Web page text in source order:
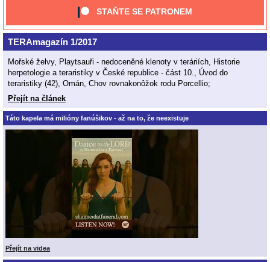
STAŇTE SE PATRONEM
TERAmagazín 1/2017
Mořské želvy, Playtsauři - nedoceněné klenoty v teráriích, Historie
herpetologie a teraristiky v České republice - část 10., Úvod do
teraristiky (42), Omán, Chov rovnakonôžok rodu Porcellio;
Přejít na článek
Táto kapela má milióny fanúšikov - až na to, že neexistuje
Přejít na videa